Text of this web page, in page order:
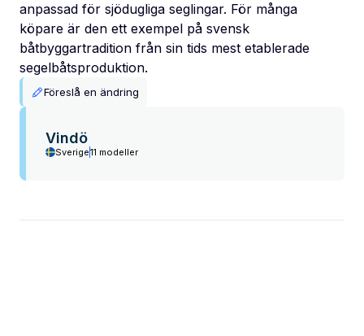
anpassad för sjödugliga seglingar. För många
köpare är den ett exempel på svensk
båtbyggartradition från sin tids mest etablerade
segelbåtsproduktion.
Föreslå en ändring
Vindö
Sverige11 modeller